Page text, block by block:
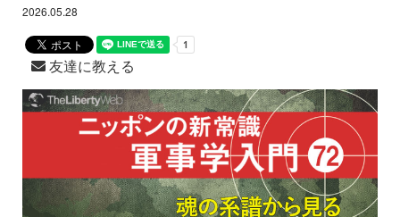
2026.05.28
友達に教える